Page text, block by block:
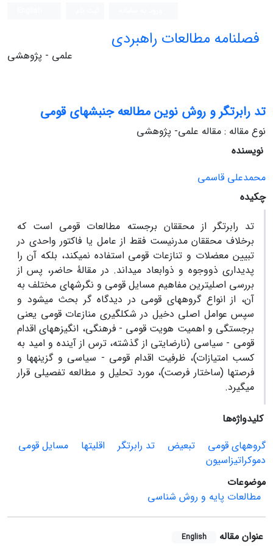
فصلنامه مطالعات راهبردی
علمی - پژوهشی
تد رابرت‏گر و روش نوین مطالعه جنبش‏های قومی
نوع مقاله : مقاله علمی- پژوهشی
نویسنده
محمدعلی قاسمی
چکیده
تد رابرت‏گر از محققان برجسته مطالعات قومی است که
برخلاف محققان مدرنیست فقط از عامل یا فاکتور واحدی در
تبیین معضلات و تنازعات قومی استفاده نمی‏کند، بلکه آن را
پدیداری ذووجوه و ذوابعاد می‏داند. در مقالۀ حاضر، پس از
بررسی اصلی‏ترین مفاهیم مسایل قومی و نگرش‏های مختلف به
آن، از انواع گروههای قومی در دیدگاه گر بحث می‏شود و
سپس عوامل اصلی دخیل در شکل‏گیری منازعات قومی یعنی
برجستگی و اهمیت هویت قومی - فرهنگی، انگیزه‏های اقدام
قومی - سیاسی (نارضایتی از گذشته، ترس از آینده و امید به
کسب امتیازات)، ظرفیت اقدام قومی - سیاسی و گزینه‏ها و
فرصت‏ها (ساختار فرصت)، مورد تحلیل و مطالعه تفصیلی قرار
می‏گیرد.
کلیدواژه‌ها
گروههای قومی
تبعیض تد رابرت‏گر اقلیت‏ها
مسایل قومی
دموکراتیزاسیون
موضوعات
مطالعات پایه و روش شناسی
عنوان مقاله English